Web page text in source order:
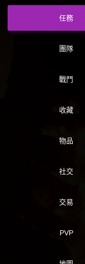
任務
團隊
戰鬥
收藏
物品
社交
交易
PVP